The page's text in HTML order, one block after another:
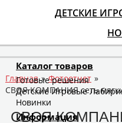
ДЕТСКИЕ
Главная » Фотоотчет »
СВОЯ КОМПАНИЯ сеть
СВОЯ
Каталог товаров
Готовые решения
Детские Игровые
Новинки
Информация